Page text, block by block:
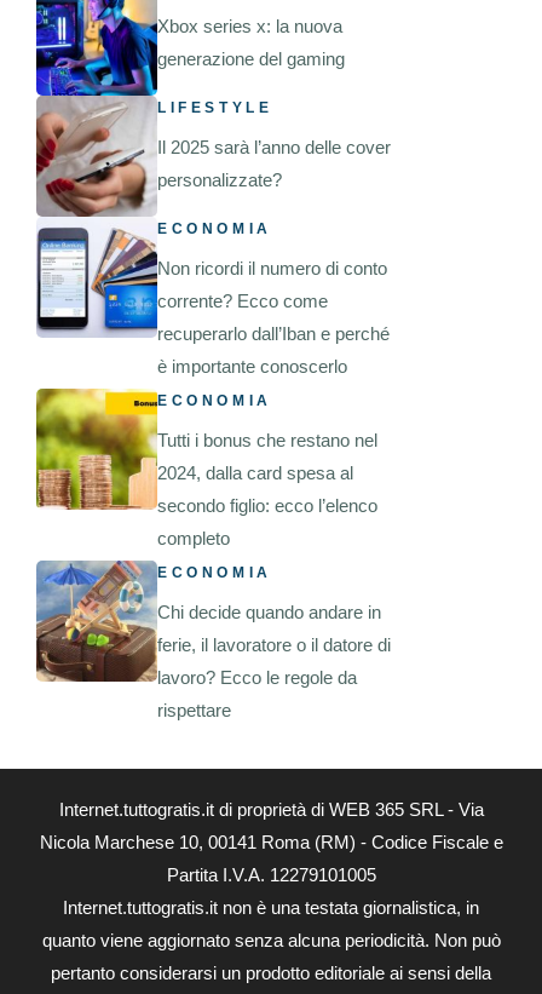
Xbox series x: la nuova
generazione del gaming
LIFESTYLE
Il 2025 sarà l’anno delle cover
personalizzate?
ECONOMIA
Non ricordi il numero di conto
corrente? Ecco come
recuperarlo dall’Iban e perché
è importante conoscerlo
ECONOMIA
Tutti i bonus che restano nel
2024, dalla card spesa al
secondo figlio: ecco l’elenco
completo
ECONOMIA
Chi decide quando andare in
ferie, il lavoratore o il datore di
lavoro? Ecco le regole da
rispettare
Internet.tuttogratis.it di proprietà di WEB 365 SRL - Via
Nicola Marchese 10, 00141 Roma (RM) - Codice Fiscale e
Partita I.V.A. 12279101005
Internet.tuttogratis.it non è una testata giornalistica, in
quanto viene aggiornato senza alcuna periodicità. Non può
pertanto considerarsi un prodotto editoriale ai sensi della